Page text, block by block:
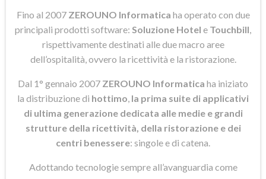
Fino al 2007 ZEROUNO Informatica ha operato con due
principali prodotti software: Soluzione Hotel e Touchbill
rispettivamente destinati alle due macro aree
dell’ospitalità, ovvero la ricettività e la ristorazione.
Dal 1° gennaio 2007 ZEROUNO Informatica ha iniziato
la distribuzione di hottimo la prima suite di applicativi
di ultima generazione dedicata alle medie e grandi
strutture della ricettività, della ristorazione e dei
centri benessere: singole e di catena.
Adottando tecnologie sempre all’avanguardia come